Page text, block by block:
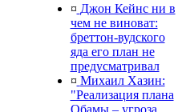
¤ Джон Кейнс ни в
чем не виноват:
бреттон-вудского
яда его план не
предусматривал
¤ Михаил Хазин:
"Реализация плана
Обамы – угроза